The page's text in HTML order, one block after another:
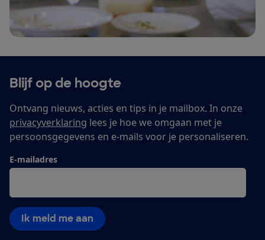
Blijf op de hoogte
Ontvang nieuws, acties en tips in je mailbox. In onze
privacyverklaring lees je hoe we omgaan met je
persoonsgegevens en e-mails voor je personaliseren.
E-mailadres
Ik meld me aan